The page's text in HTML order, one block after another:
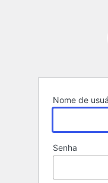
Nome de
Senha